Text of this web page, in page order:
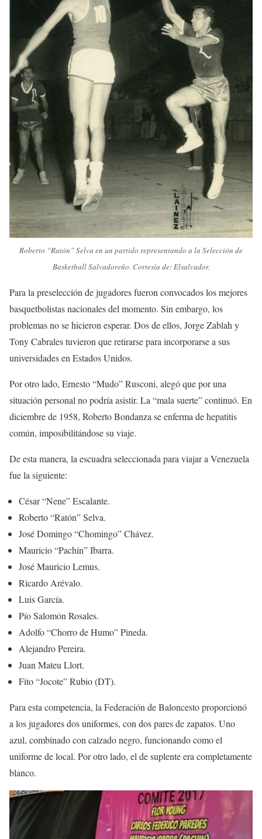
Roberto “Ratón” Selva en un partido representando a la Selección de
Basketball Salvadoreño. Cortesía de: Elsalvador.
Para la preselección de jugadores fueron convocados los mejores
basquetbolistas nacionales del momento. Sin embargo, los
problemas no se hicieron esperar. Dos de ellos, Jorge Zablah y
Tony Cabrales tuvieron que retirarse para incorporarse a sus
universidades en Estados Unidos.
Por otro lado, Ernesto “Mudo” Rusconi, alegó que por una
situación personal no podría asistir. La “mala suerte” continuó. En
diciembre de 1958, Roberto Bondanza se enferma de hepatitis
común, imposibilitándose su viaje.
De esta manera, la escuadra seleccionada para viajar a Venezuela
fue la siguiente:
César “Nene” Escalante.
Roberto “Ratón” Selva.
José Domingo “Chomingo” Chávez.
Mauricio “Pachín” Ibarra.
José Mauricio Lemus.
Ricardo Arévalo.
Luis García.
Pío Salomón Rosales.
Adolfo “Chorro de Humo” Pineda.
Alejandro Pereira.
Juan Mateu Llort.
Fito “Jocote” Rubio (DT).
Para esta competencia, la Federación de Baloncesto proporcionó
a los jugadores dos uniformes, con dos pares de zapatos. Uno
azul, combinado con calzado negro, funcionando como el
uniforme de local. Por otro lado, el de suplente era completamente
blanco.